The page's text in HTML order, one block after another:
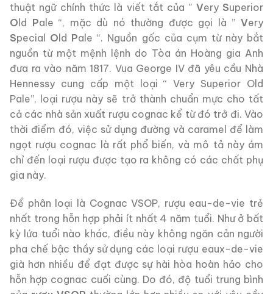
thuật ngữ chính thức là viết tắt của ” Very Superior
Old Pale “, mặc dù nó thường được gọi là ”Very
Special Old Pale “. Nguồn gốc của cụm từ này bắt
nguồn từ một mệnh lệnh do Tòa án Hoàng gia Anh
đưa ra vào năm 1817. Vua George IV đã yêu cầu Nhà
Hennessy cung cấp một loại “ Very Superior Old
Pale”, loại rượu này sẽ trở thành chuẩn mực cho tất
cả các nhà sản xuất rượu cognac kể từ đó trở đi. Vào
thời điểm đó, việc sử dụng đường và caramel để làm
ngọt rượu cognac là rất phổ biến, và mô tả này ám
chỉ đến loại rượu được tạo ra không có các chất phụ
gia này.
Để phân loại là Cognac VSOP, rượu eau-de-vie trẻ
nhất trong hỗn hợp phải ít nhất 4 năm tuổi. Như ở bất
kỳ lứa tuổi nào khác, điều này không ngăn cản người
pha chế bậc thầy sử dụng các loại rượu eaux-de-vie
già hơn nhiều để đạt được sự hài hòa hoàn hảo cho
hỗn hợp cognac cuối cùng. Do đó, độ tuổi trung bình